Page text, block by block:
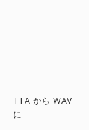
TTA から WAV
に